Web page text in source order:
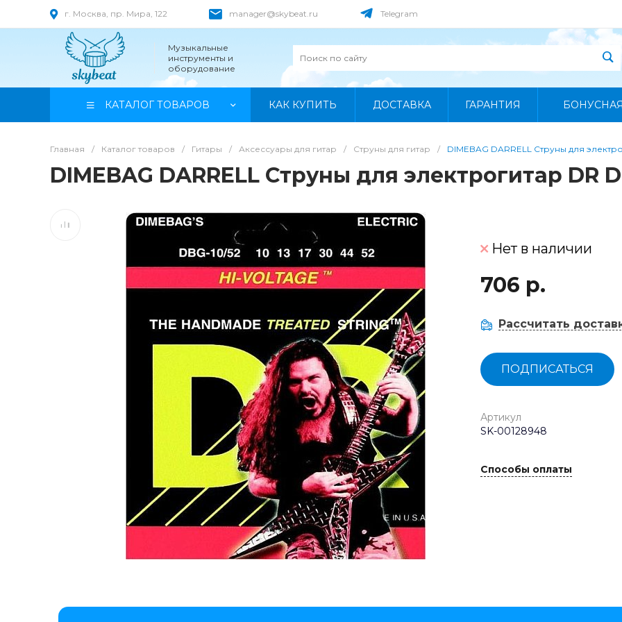
г. Москва, пр. Мира, 122 manager@skybeat.ru Telegram
Музыкальные
инструменты и
оборудование
КАТАЛОГ ТОВАРОВ КАК КУПИТЬ ДОСТАВКА ГАРАНТИЯ
Главная / Каталог товаров / Гитары / Аксессуары для гитар / Струны для гитар / DIMEBAG DARRELL Струны для
DIMEBAG DARRELL Струны для электрогитар DR
Нет в наличии
706 р.
Рассчитать
ПОДПИСАТЬСЯ
Артикул
SK-00128948
Способы оплаты